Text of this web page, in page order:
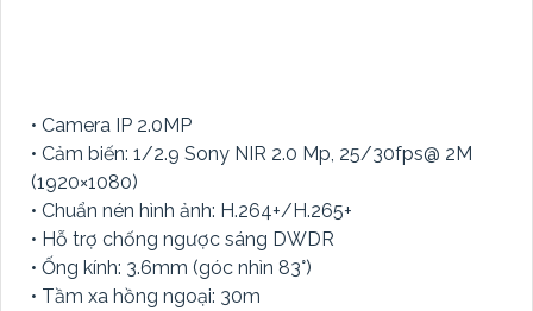
• Camera IP 2.0MP
• Cảm biến: 1/2.9 Sony NIR 2.0 Mp, 25/30fps@ 2M
(1920×1080)
• Chuẩn nén hình ảnh: H.264+/H.265+
• Hỗ trợ chống ngược sáng DWDR
• Ống kính: 3.6mm (góc nhìn 83°)
• Tầm xa hồng ngoại: 30m